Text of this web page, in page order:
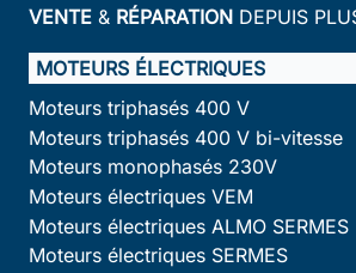
VENTE & RÉPARATION DEPUIS
MOTEURS ÉLECTRIQUES
Moteurs triphasés 400 V
Moteurs triphasés 400 V bi-vitesse
Moteurs monophasés 230V
Moteurs électriques VEM
Moteurs électriques ALMO SERMES
Moteurs électriques SERMES